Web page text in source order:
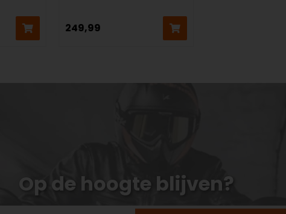
249,99
Op de hoogte blijven?